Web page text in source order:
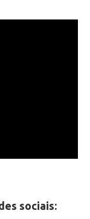
sociais: